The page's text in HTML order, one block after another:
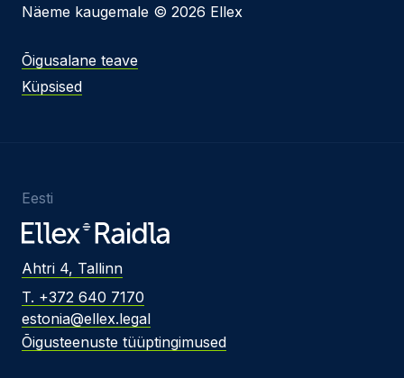
Näeme kaugemale © 2026 Ellex
Õigusalane teave
Küpsised
Eesti
Ahtri 4, Tallinn
T. +372 640 7170
estonia@ellex.legal
Õigusteenuste tüüptingimused